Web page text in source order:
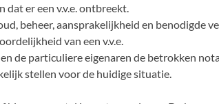
dat er een v.v.e. ontbreekt.
beheer, aansprakelijkheid en benodigde
van een v.v.e.
de particuliere eigenaren de betrokken
stellen voor de huidige situatie.